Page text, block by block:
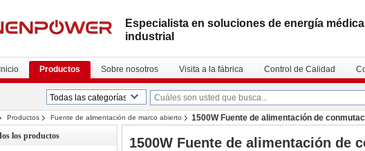
Especialista en soluciones de energía
industrial
Inicio Productos Sobre nosotros Visita a la fábrica Control de Calidad
Productos Fuente de alimentación de marco abierto
1500W Fuente de alimentación de
industrial de alta potencia
los productos
1500W Fuente de alimentación de